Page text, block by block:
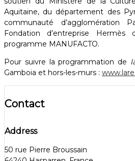
Aquitaine, du département des
communauté d’agglomération
Fondation d’entreprise
programme MANUFACTO.
Pour suivre la programmation de
Gamboia et hors-les-murs :
Contact
Address
50 rue Pierre Broussain